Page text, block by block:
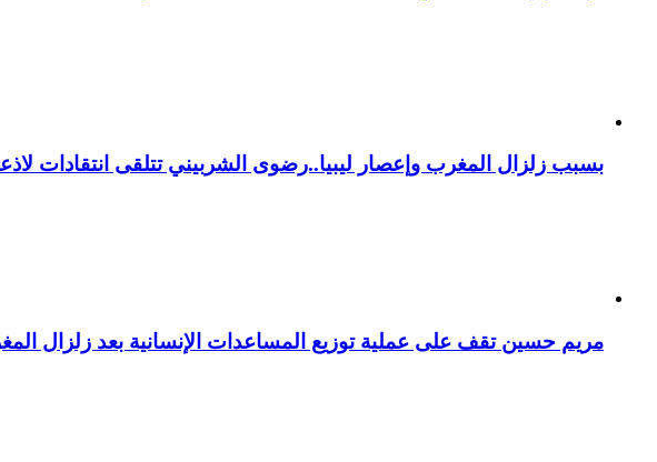
بسبب زلزال المغرب وإعصار ليبيا..رضوى الشربيني تتلقى انتقادات
مريم حسين تقف على عملية توزيع المساعدات الإنسانية بعد زلزال